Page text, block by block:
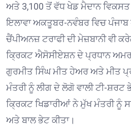
ਅਤੇ 3,100 ਤੋਂ ਵੱਧ ਖੇਡ ਮੈਦਾਨ
ਇਲਾਵਾ ਅਕਤੂਬਰ-ਨਵੰਬਰ ਵਿਚ ਪੰਜਾਬ
ਚੈਂਪੀਅਨਜ਼ ਟਰਾਫੀ ਦੀ ਮੇਜ਼ਬਾਨੀ ਵੀ
ਕ੍ਰਿਕਟ ਐਸੋਸੀਏਸ਼ਨ ਦੇ ਪ੍ਰਧਾਨ
ਗੁਰਮੀਤ ਸਿੰਘ ਮੀਤ ਹੇਅਰ ਅਤੇ ਮੀਤ
ਮੰਤਰੀ ਨੂੰ ਲੀਗ ਦੇ ਲੋਗੋ ਵਾਲੀ ਟੀ-ਸ਼ਰਟ
ਕ੍ਰਿਕਟ ਖਿਡਾਰੀਆਂ ਨੇ ਮੁੱਖ ਮੰਤਰੀ ਨੂੰ
ਅਤੇ ਬਾਲ ਭੇਟ ਕੀਤਾ।